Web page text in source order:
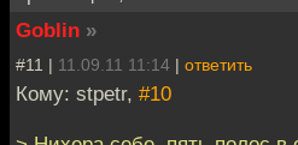
Goblin »
#11 | 11.09.11 11:14 | ответить
Кому: stpetr, #10